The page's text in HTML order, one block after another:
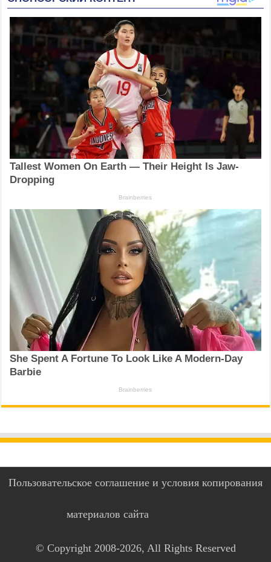
Пользовательское соглашение и условия копирования
материалов сайта
© Copyright 2008-2026, All Rights Reserved